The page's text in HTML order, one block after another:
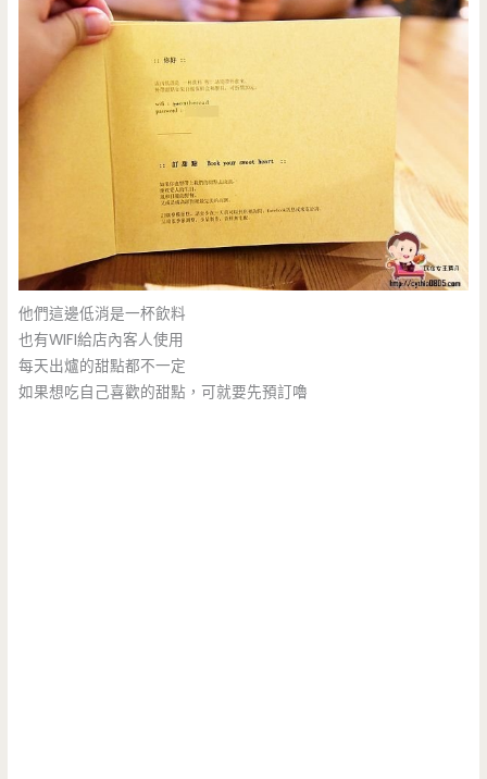
他們這邊低消是一杯飲料
也有WIFI給店內客人使用
每天出爐的甜點都不一定
如果想吃自己喜歡的甜點，可就要先預訂嚕